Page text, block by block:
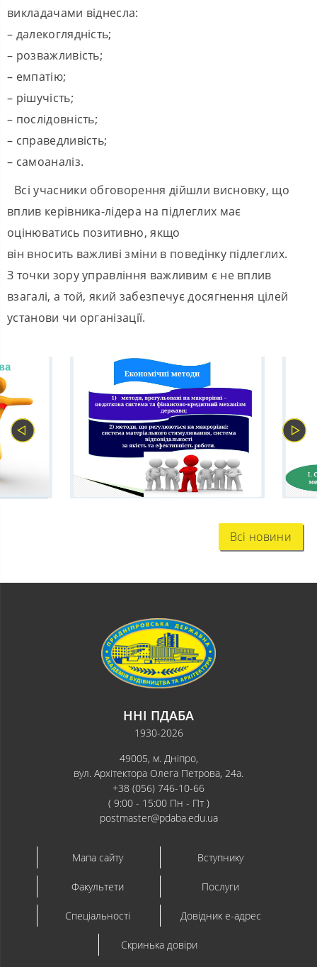
викладачами віднесла:
– далекоглядність;
– розважливість;
– емпатію;
– рішучість;
– послідовність;
– справедливість;
– самоаналіз.
Всі учасники обговорення дійшли висновку, що
вплив керівника-лідера на підлеглих має
оцінюватись позитивно, якщо
він вносить важливі зміни в поведінку підлеглих.
З точки зору управління важливим є не вплив
взагалі, а той, який забезпечує досягнення цілей
установи чи організації.
Всі новини
ННІ ПДАБА
1930-2026
49005, м. Дніпро,
вул. Архітектора Олега Петрова, 24а.
+38 (056) 746-10-66
( 9:00 - 15:00 Пн - Пт )
postmaster@pdaba.edu.ua
Мапа сайту Вступнику
Факультети Послуги
Спеціальності Довідник e-адрес
Скринька довіри